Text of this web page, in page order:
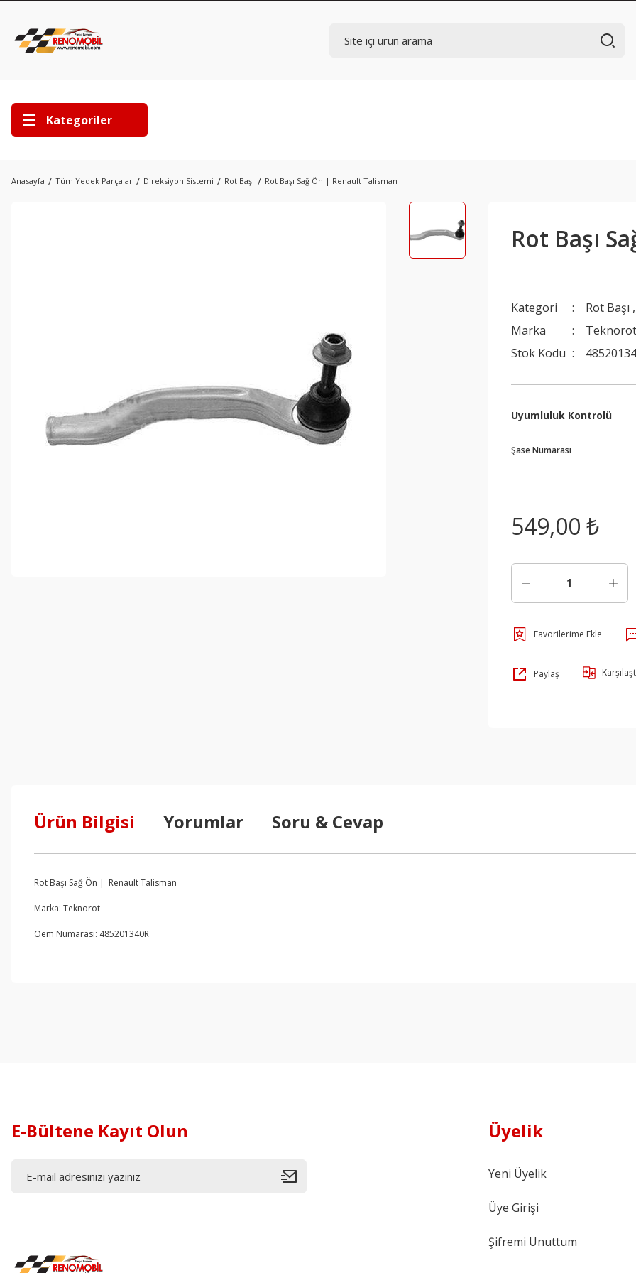
Kategoriler
Anasayfa Tüm Yedek Parçalar Direksiyon Sistemi Rot Başı Rot Başı Sağ Ön | Renault Talisman
Rot Başı
Kategori Rot Başı
Marka
Stok Kodu
Uyumluluk Kontrolü
Şase Numarası
549,00 ₺
Paylaş
Ürün Bilgisi Yorumlar Soru & Cevap
Rot Başı Sağ Ön | Renault Talisman
Marka: Teknorot
Oem Numarası: 485201340R
E-Bültene Kayıt Olun Üyelik
Yeni Üyelik
Üye Girişi
Şifremi Unuttum